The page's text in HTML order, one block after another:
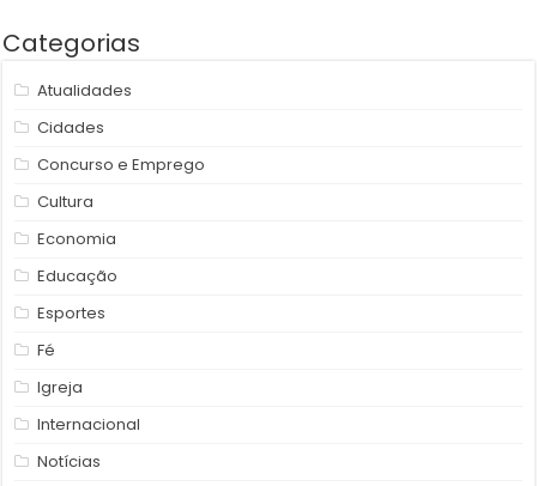
Categorias
Atualidades
Cidades
Concurso e Emprego
Cultura
Economia
Educação
Esportes
Fé
Igreja
Internacional
Notícias